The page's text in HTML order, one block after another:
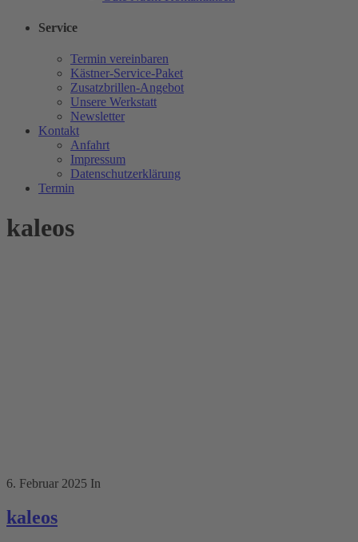
Service
Termin vereinbaren
Kästner-Service-Paket
Zusatzbrillen-Angebot
Unsere Werkstatt
Newsletter
Kontakt
Anfahrt
Impressum
Datenschutzerklärung
Termin
kaleos
6. Februar 2025 In
kaleos